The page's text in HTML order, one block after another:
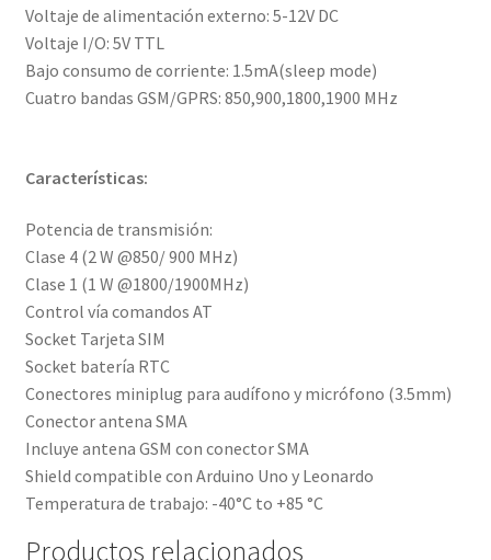
Voltaje de alimentación externo: 5-12V DC
Voltaje I/O: 5V TTL
Bajo consumo de corriente: 1.5mA(sleep mode)
Cuatro bandas GSM/GPRS: 850,900,1800,1900 MHz
Características:
Potencia de transmisión:
Clase 4 (2 W @850/ 900 MHz)
Clase 1 (1 W @1800/1900MHz)
Control vía comandos AT
Socket Tarjeta SIM
Socket batería RTC
Conectores miniplug para audífono y micrófono (3.5mm)
Conector antena SMA
Incluye antena GSM con conector SMA
Shield compatible con Arduino Uno y Leonardo
Temperatura de trabajo: -40°C to +85 °C
Productos relacionados